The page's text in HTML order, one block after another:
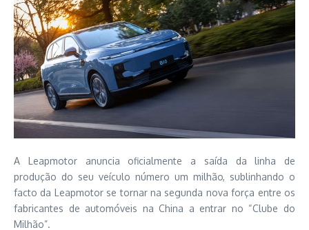
A Leapmotor anuncia oficialmente a saída da linha de
produção do seu veículo número um milhão, sublinhando o
facto da Leapmotor se tornar na segunda nova força entre os
fabricantes de automóveis na China a entrar no “Clube do
Milhão”.